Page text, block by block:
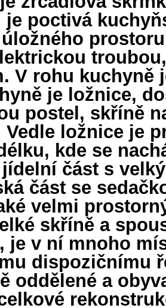
je poctivá
V rohu
je ložnice,
postel, skříně
Vedle ložnice je
kde se
část s
část se
velmi
skříně a
je v ní mnoho
dispozičnímu
oddělené a